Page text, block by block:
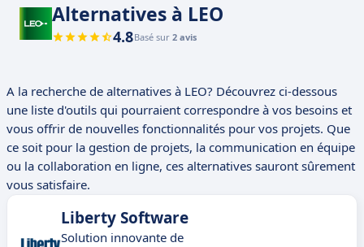
Alternatives à LEO
4.8Basé sur 2 avis
A la recherche de alternatives à LEO? Découvrez ci-dessous
une liste d'outils qui pourraient correspondre à vos besoins et
vous offrir de nouvelles fonctionnalités pour vos projets. Que
ce soit pour la gestion de projets, la communication en équipe
ou la collaboration en ligne, ces alternatives sauront sûrement
vous satisfaire.
Liberty Software
Solution innovante de